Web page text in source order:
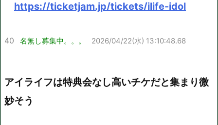
https://ticketjam.jp/tickets/ilife-idol
40 名無し募集中。。。 2026/04/22(水) 13:10:48.68
アイライフは特典会なし高いチケだと集まり微
妙そう